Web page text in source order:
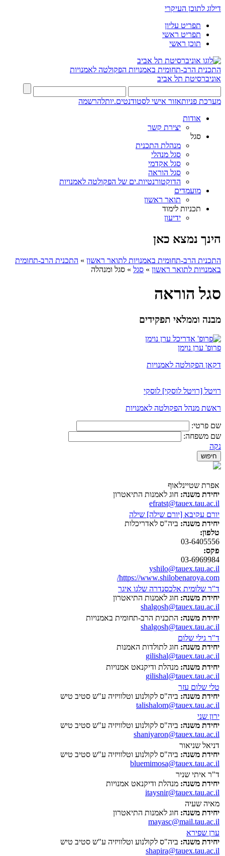
דילוג לתוכן העיקרי
תפריט עליון
תפריט ראשי
תוכן ראשי
התכנית הרב-תחומית באמנויות הפקולטה לאמנויות
אוניברסיטת תל אביב
מערכת פניותאזור אישי לסטודנטים.יותלהרשמה
אודות
יצירת קשר
סגל
מנהלת התכנית
סגל מנהלי
סגל אקדמי
סגל הוראה
הדוקטורנטיות.ים של הפקולטה לאמנויות
מועמדים
תואר ראשון
תכניות לימוד
ידיעון
הינך נמצא כאן
התכנית הרב-תחומית באמנויות לתואר ראשון » התכנית הרב-תחומית
באמנויות לתואר ראשון » סגל » סגל ומנהלה
סגל הוראה
מבנה וממלאי תפקידים
פרופ' ערן נוימן
דקאן הפקולטה לאמנויות
רויטל [רויטל לוסקי] לוסקי
ראשת מנהל הפקולטה לאמנויות
שם פרטי:
שם משפחה:
נקה
אפרת שטיינלאוף
יחידת משנה: חוג לאמנות התיאטרון
efratst@tauex.tau.ac.il
יורם עקיבא [יורם שילה] שילה
יחידת משנה: ביה"ס לאדריכלות
טלפון:
03-6405556
פקס:
03-6969984
yshilo@tauex.tau.ac.il
https://www.shilobenaroya.com/
ד"ר שלומית אלכסנדרה שלגו איגר
יחידת משנה: חוג לאמנות התיאטרון
shalgosh@tauex.tau.ac.il
יחידת משנה: התכנית הרב-תחומית באמנויות
shalgosh@tauex.tau.ac.il
ד"ר גילי שלום
יחידת משנה: חוג לתולדות האמנות
gilishal@tauex.tau.ac.il
יחידת משנה: מנהלת ודיקנאט אמנויות
gilishal@tauex.tau.ac.il
טלי שלום עזר
יחידת משנה: ביה"ס לקולנוע וטלוויזיה ע"ש סטיב טיש
talishalom@tauex.tau.ac.il
ירון שני
יחידת משנה: ביה"ס לקולנוע וטלוויזיה ע"ש סטיב טיש
shaniyaron@tauex.tau.ac.il
דניאל שניאור
יחידת משנה: ביה"ס לקולנוע וטלוויזיה ע"ש סטיב טיש
bluemimosa@tauex.tau.ac.il
ד"ר איתי שניר
יחידת משנה: מנהלת ודיקנאט אמנויות
itaysnir@tauex.tau.ac.il
מאיה שעיה
יחידת משנה: חוג לאמנות התיאטרון
mayasc@mail.tau.ac.il
ערן שפירא
יחידת משנה: ביה"ס לקולנוע וטלוויזיה ע"ש סטיב טיש
shapira@tauex.tau.ac.il